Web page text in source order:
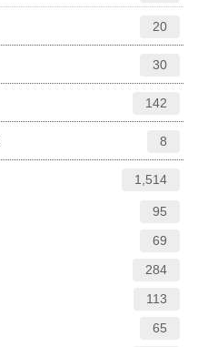
20
30
142
8
1,514
95
69
284
113
65